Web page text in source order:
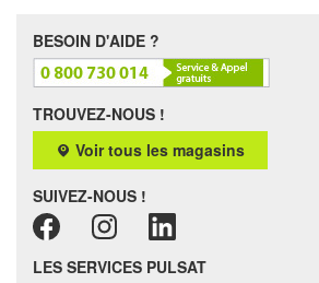
BESOIN D'AIDE ?
TROUVEZ-NOUS !
Voir tous les magasins
SUIVEZ-NOUS !
LES SERVICES PULSAT